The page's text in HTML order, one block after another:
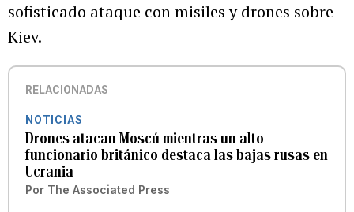
sofisticado ataque con misiles y drones sobre
Kiev.
RELACIONADAS
NOTICIAS
Drones atacan Moscú mientras un alto
funcionario británico destaca las bajas rusas en
Ucrania
Por The Associated Press